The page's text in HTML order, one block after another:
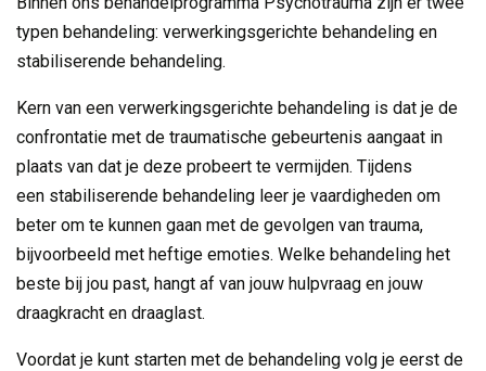
typen behandeling: verwerkingsgerichte behandeling en
stabiliserende behandeling.
Kern van een verwerkingsgerichte behandeling is dat je de
confrontatie met de traumatische gebeurtenis aangaat in
plaats van dat je deze probeert te vermijden. Tijdens
een stabiliserende behandeling leer je vaardigheden om
beter om te kunnen gaan met de gevolgen van trauma,
bijvoorbeeld met heftige emoties. Welke behandeling het
beste bij jou past, hangt af van jouw hulpvraag en jouw
draagkracht en draaglast.
Voordat je kunt starten met de behandeling volg je eerst de